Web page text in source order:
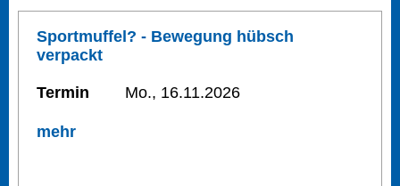
Sportmuffel? - Bewegung hübsch
verpackt
Termin Mo., 16.11.2026
mehr